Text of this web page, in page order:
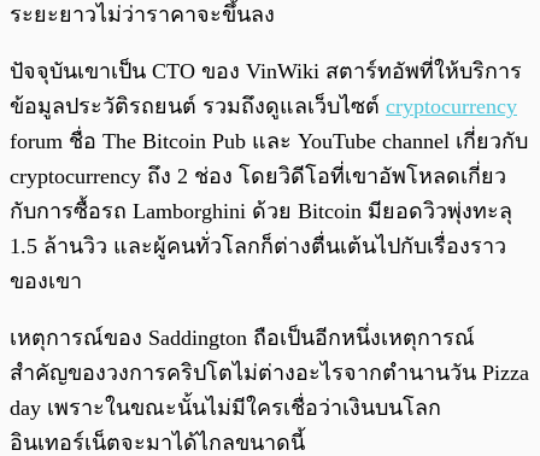
ระยะยาวไม่ว่าราคาจะขึ้นลง
ปัจจุบันเขาเป็น CTO ของ VinWiki สตาร์ทอัพที่ให้บริการ
ข้อมูลประวัติรถยนต์ รวมถึงดูแลเว็บไซต์ cryptocurrency
forum ชื่อ The Bitcoin Pub และ YouTube channel เกี่ยวกับ
cryptocurrency ถึง 2 ช่อง โดยวิดีโอที่เขาอัพโหลดเกี่ยว
กับการซื้อรถ Lamborghini ด้วย Bitcoin มียอดวิวพุ่งทะลุ
1.5 ล้านวิว และผู้คนทั่วโลกก็ต่างตื่นเต้นไปกับเรื่องราว
ของเขา
เหตุการณ์ของ Saddington ถือเป็นอีกหนึ่งเหตุการณ์
สำคัญของวงการคริปโตไม่ต่างอะไรจากตำนานวัน Pizza
day เพราะในขณะนั้นไม่มีใครเชื่อว่าเงินบนโลก
อินเทอร์เน็ตจะมาได้ไกลขนาดนี้